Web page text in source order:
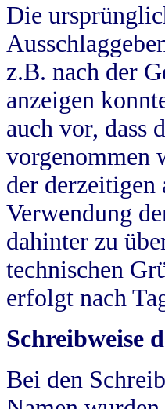
Die
z.B. nach der
anzeigen
auch vor, dass
vorgenommen
der derzeitigen
Verwendung
dahinter zu
technischen
erfolgt nach
Schreibweise
Bei den